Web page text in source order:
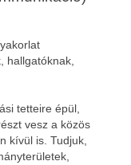
hallgatóknak,
tetteire épül,
vesz a közös
kívül is. Tudjuk,